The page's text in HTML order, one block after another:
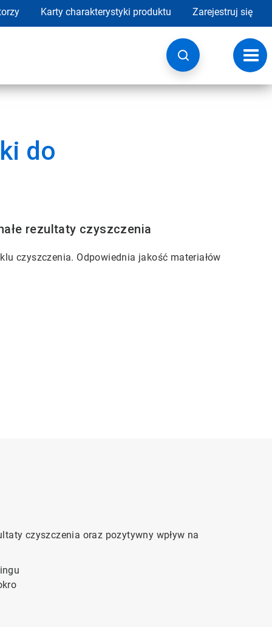
Karty charakterystyki produktu Zarejestruj się
do
rezultaty czyszczenia
czyszczenia. Odpowiednia jakość materiałów
czyszczenia oraz pozytywny wpływ na